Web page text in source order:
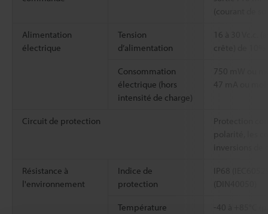
(courant de
Alimentation
électrique
Tension
d’alimentation
crête) de 10%
Consommation
électrique (hors
intensité de charge)
750 mW ou
47 mA ou
Circuit de protection
Protection
polarité, les
Résistance à
l'environnement
Indice de
protection
IP68
(DIN40050)
Température -40 à +85°C